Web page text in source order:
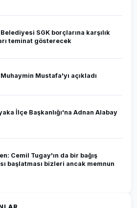
SGK borçlarına karşılık
teminat gösterecek
Mustafa'yı açıkladı
İlçe Başkanlığı'na Adnan Alabay
Cemil Tugay'ın da bir bağış
başlatması bizleri ancak memnun